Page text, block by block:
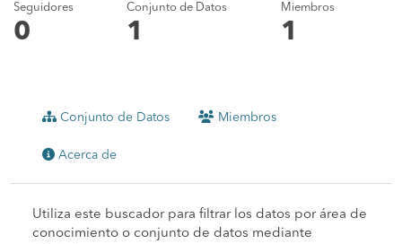
Seguidores
0
Conjunto de Datos
1
Miembros
1
Conjunto de Datos Miembros
Acerca de
Utiliza este buscador para filtrar los datos por área de
conocimiento o conjunto de datos mediante